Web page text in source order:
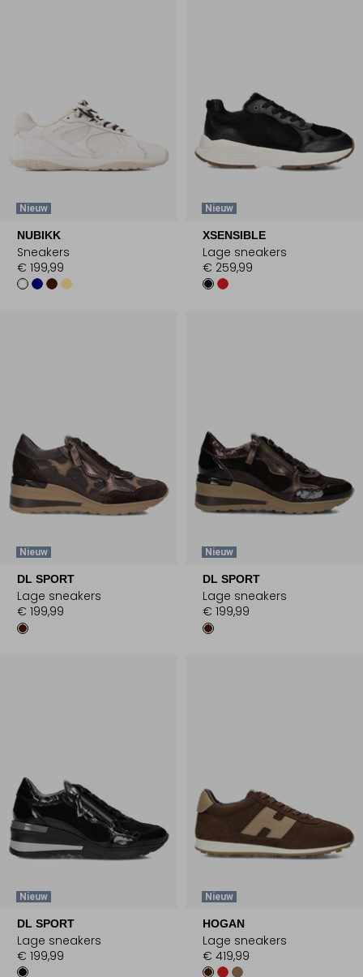
Nieuw
NUBIKK
Sneakers
€ 199,99
Nieuw
XSENSIBLE
Lage sneakers
€ 259,99
Nieuw
DL SPORT
Lage sneakers
€ 199,99
Nieuw
DL SPORT
Lage sneakers
€ 199,99
Nieuw
DL SPORT
Lage sneakers
€ 199,99
Nieuw
HOGAN
Lage sneakers
€ 419,99